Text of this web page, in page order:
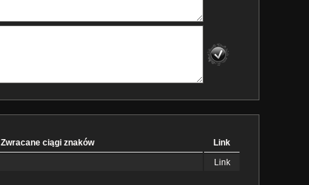
Zwracane ciągi znaków
Link
Link